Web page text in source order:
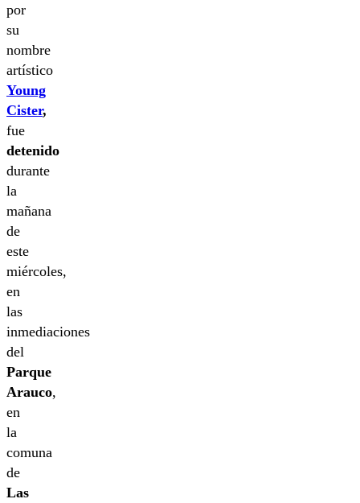
por
su
nombre
artístico
Young
Cister,
fue
detenido
durante
la
mañana
de
este
miércoles,
en
las
inmediaciones
del
Parque
Arauco,
en
la
comuna
de
Las